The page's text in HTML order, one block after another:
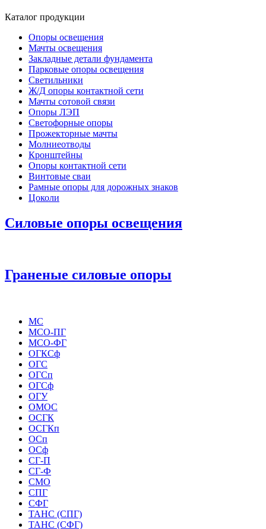
Каталог продукции
Oпоры oсвeщения
Мачты освещения
Закладные детали фундамента
Парковые опоры освещения
Светильники
Ж/Д опоры контактной сети
Мачты сотовой связи
Опоры ЛЭП
Светофорные опоры
Прожекторные мачты
Молниеотводы
Кронштейны
Опоры контактной сети
Винтовые сваи
Рамные опоры для дорожных знаков
Цоколи
Силовые опоры освещения
Граненые силовые опоры
МС
МСО-ПГ
МСО-ФГ
ОГКСф
ОГС
ОГСп
ОГСф
ОГУ
ОМОС
ОСГК
ОСГКп
ОСп
ОСф
СГ-П
СГ-Ф
СМО
СПГ
СФГ
ТАНС (СПГ)
ТАНС (СФГ)